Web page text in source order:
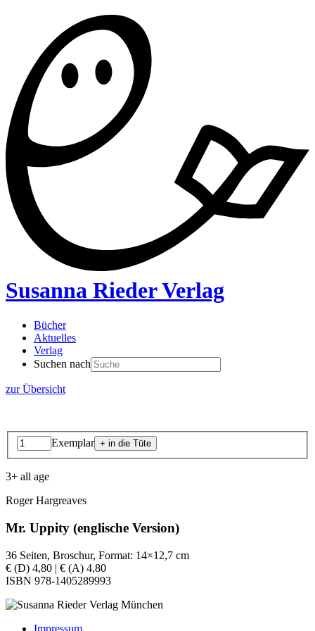
Susanna Rieder Verlag
Bücher
Aktuelles
Verlag
Suchen nach
zur Übersicht
Exemplar
3+ all age
Roger Hargreaves
Mr. Uppity (englische Version)
36 Seiten, Broschur, Format: 14×12,7 cm
€ (D) 4,80 | € (A) 4,80
ISBN 978-1405289993
Impressum